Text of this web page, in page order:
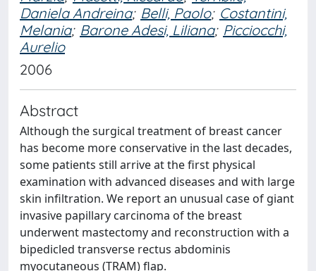
Daniela Andreina; Belli, Paolo; Costantini,
Melania; Barone Adesi, Liliana; Picciocchi,
Aurelio
2006
Abstract
Although the surgical treatment of breast cancer
has become more conservative in the last decades,
some patients still arrive at the first physical
examination with advanced diseases and with large
skin infiltration. We report an unusual case of giant
invasive papillary carcinoma of the breast
underwent mastectomy and reconstruction with a
bipedicled transverse rectus abdominis
myocutaneous (TRAM) flap.